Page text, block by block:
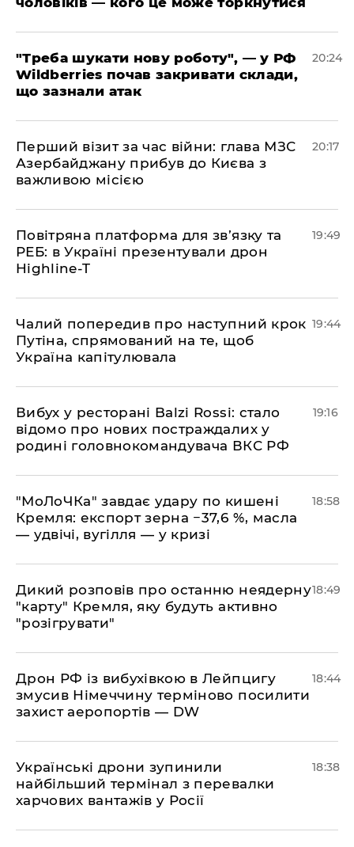
​"Треба шукати нову роботу", — у РФ
Wildberries почав закривати склади,
що зазнали атак
20:24
​Перший візит за час війни: глава МЗС
Азербайджану прибув до Києва з
важливою місією
20:17
​Повітряна платформа для зв’язку та
РЕБ: в Україні презентували дрон
Highline-T
19:49
​Чалий попередив про наступний крок
Путіна, спрямований на те, щоб
Україна капітулювала
19:44
​Вибух у ресторані Balzi Rossi: стало
відомо про нових постраждалих у
родині головнокомандувача ВКС РФ
19:16
​"МоЛоЧКа" завдає удару по кишені
Кремля: експорт зерна −37,6 %, масла
— удвічі, вугілля — у кризі
18:58
​Дикий розповів про останню неядерну
"карту" Кремля, яку будуть активно
"розігрувати"
18:49
​Дрон РФ із вибухівкою в Лейпцигу
змусив Німеччину терміново посилити
захист аеропортів — DW
18:44
​Українські дрони зупинили
найбільший термінал з перевалки
харчових вантажів у Росії
18:38